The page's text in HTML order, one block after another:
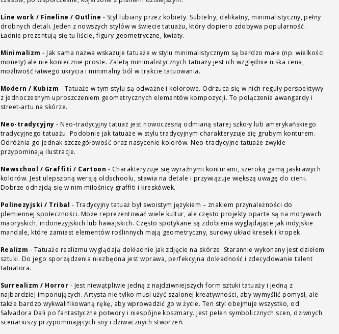
Line work / Fineline / Outline - Styl lubiany przez kobiety. Subtelny, delikatny, minimalistyczny, pełny
drobnych detali. Jeden z nowszych stylów w świecie tatuażu, który dopiero zdobywa popularność.
Ładnie prezentują się tu liście, figury geometryczne, kwiaty.
Minimalizm - Jak sama nazwa wskazuje tatuaże w stylu minimalistycznym są bardzo małe (np. wielkości
monety) ale nie koniecznie proste. Zaletą minimalistycznych tatuaży jest ich względnie niska cena,
możliwość łatwego ukrycia i minimalny ból w trakcie tatuowania.
Modern / Kubizm - Tatuaże w tym stylu są odważne i kolorowe. Odrzuca się w nich reguły perspektywy
z jednoczesnym uproszczeniem geometrycznych elementów kompozycji. To połączenie awangardy i
street-artu na skórze.
Neo-tradycyjny - Neo-tradycyjny tatuaż jest nowoczesną odmianą starej szkoły lub amerykańskiego
tradycyjnego tatuażu. Podobnie jak tatuaże w stylu tradycyjnym charakteryzuje się grubym konturem.
Odróżnia go jednak szczegółowość oraz nasycenie kolorów. Neo-tradycyjne tatuaże zwykle
przypominają ilustracje.
Newschool / Graffiti / Cartoon - Charakteryzuje się wyraźnymi konturami, szeroką gamą jaskrawych
kolorów. Jest ulepszoną wersją oldschoolu, stawia na detale i przywiązuje większą uwagę do cieni.
Dobrze odnajdą się w nim miłośnicy graffiti i kreskówek.
Polinezyjski / Tribal - Tradycyjny tatuaż był swoistym językiem – znakiem przynależności do
plemiennej społeczności. Może reprezentować wiele kultur, ale często projekty oparte są na motywach
maoryskich, indonezyjskich lub hawajskich. Często spotykane są zdobienia wyglądające jak indyjskie
mandale, które zamiast elementów roślinnych mają geometryczny, surowy układ kresek i kropek.
Realizm - Tatuaże realizmu wyglądają dokładnie jak zdjęcie na skórze. Starannie wykonany jest dziełem
sztuki. Do jego sporządzenia niezbędna jest wprawa, perfekcyjna dokładność i zdecydowanie talent
tatuatora.
Surrealizm / Horror - Jest niewątpliwie jedną z najdziwniejszych form sztuki tatuaży i jedną z
najbardziej imponujących. Artysta nie tylko musi użyć szalonej kreatywności, aby wymyślić pomysł, ale
także bardzo wykwalifikowaną rękę, aby wprowadzić go w życie. Ten styl obejmuje wszystko, od
Salvadora Dali po fantastyczne potwory i niespójne koszmary. Jest pełen symbolicznych scen, dziwnych
scenariuszy przypominających sny i dziwacznych stworzeń.